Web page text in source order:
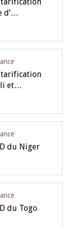
d’…
tarification
et…
du Niger
du Togo